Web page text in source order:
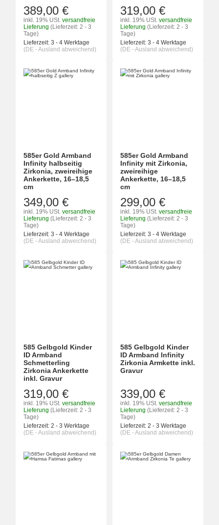
389,00 €
inkl. 19% USt. versandfreie
Lieferung (Lieferzeit: 2 - 3
Tage)
Lieferzeit: 3 - 4 Werktage
(DE - Ausland abweichend)
319,00 €
inkl. 19% USt. versandfreie
Lieferung (Lieferzeit: 2 - 3
Tage)
Lieferzeit: 3 - 4 Werktage
(DE - Ausland abweichend)
585er Gold Armband
Infinity halbseitig
Zirkonia, zweireihige
Ankerkette, 16–18,5
cm
349,00 €
inkl. 19% USt. versandfreie
Lieferung (Lieferzeit: 2 - 3
Tage)
Lieferzeit: 3 - 4 Werktage
(DE - Ausland abweichend)
585er Gold Armband
Infinity mit Zirkonia,
zweireihige
Ankerkette, 16–18,5
cm
299,00 €
inkl. 19% USt. versandfreie
Lieferung (Lieferzeit: 2 - 3
Tage)
Lieferzeit: 3 - 4 Werktage
(DE - Ausland abweichend)
585 Gelbgold Kinder
ID Armband
Schmetterling
Zirkonia Ankerkette
inkl. Gravur
319,00 €
inkl. 19% USt. versandfreie
Lieferung (Lieferzeit: 2 - 3
Tage)
Lieferzeit: 2 - 3 Werktage
(DE - Ausland abweichend)
585 Gelbgold Kinder
ID Armband Infinity
Zirkonia Armkette inkl.
Gravur
339,00 €
inkl. 19% USt. versandfreie
Lieferung (Lieferzeit: 2 - 3
Tage)
Lieferzeit: 2 - 3 Werktage
(DE - Ausland abweichend)